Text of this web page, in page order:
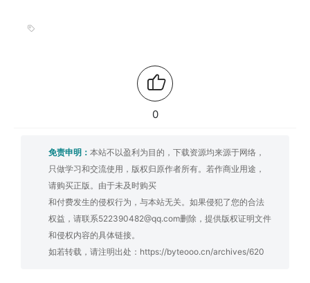
0
免责申明： 本站不以盈利为目的，下载资源均来源于网络，
只做学习和交流使用，版权归原作者所有。若作商业用途，
请购买正版。由于未及时购买
和付费发生的侵权行为，与本站无关。如果侵犯了您的合法
权益，请联系522390482@qq.com删除，提供版权证明文件
和侵权内容的具体链接。
如若转载，请注明出处： https://byteooo.cn/archives/620